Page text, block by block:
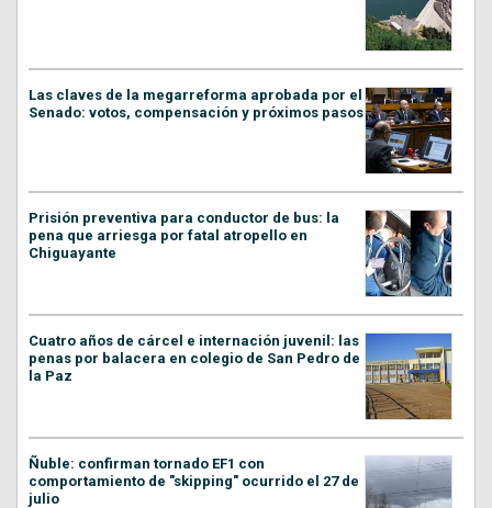
Las claves de la megarreforma aprobada por el
Senado: votos, compensación y próximos pasos
Prisión preventiva para conductor de bus: la
pena que arriesga por fatal atropello en
Chiguayante
Cuatro años de cárcel e internación juvenil: las
penas por balacera en colegio de San Pedro de
la Paz
Ñuble: confirman tornado EF1 con
comportamiento de "skipping" ocurrido el 27 de
julio